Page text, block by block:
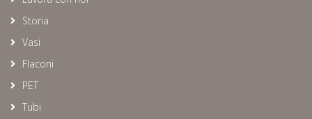
Storia
Vasi
Flaconi
PET
Tubi